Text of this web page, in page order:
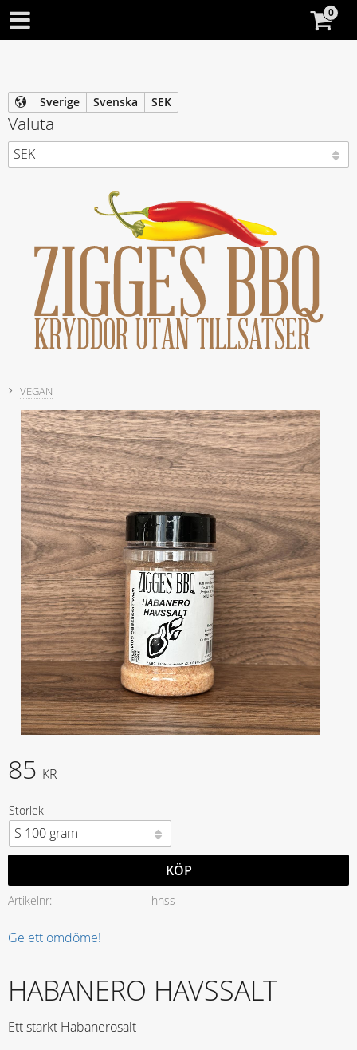
Sverige Svenska SEK
Valuta
VEGAN
85 KR
Storlek
KÖP
Artikelnr hhss
Ge ett omdöme!
HABANERO HAVSSALT
Ett starkt Habanerosalt